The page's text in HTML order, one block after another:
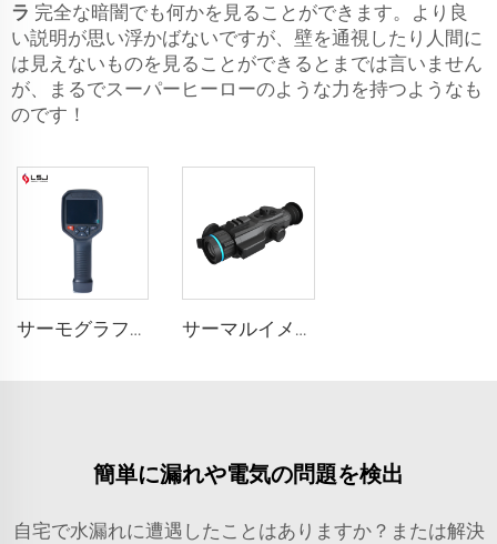
ラ 完全な暗闇でも何かを見ることができます。より良
い説明が思い浮かばないですが、壁を通視したり人間に
は見えないものを見ることができるとまでは言いません
が、まるでスーパーヒーローのような力を持つようなも
のです！
サーモグラフィ E384 サーマルイメージングスコープ
簡単に漏れや電気の問題を検出
自宅で水漏れに遭遇したことはありますか？または解決